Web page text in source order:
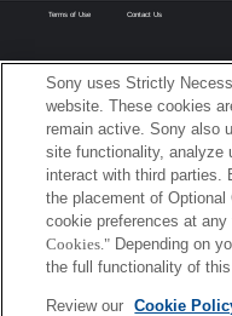
Terms of Use Contact Us
Sony uses Strictly
website. These cookies
remain active. Sony also
site functionality, analyze
interact with third parties.
the placement of
cookie preferences at
Cookies." Depending on
the full functionality of
Review our Cookie